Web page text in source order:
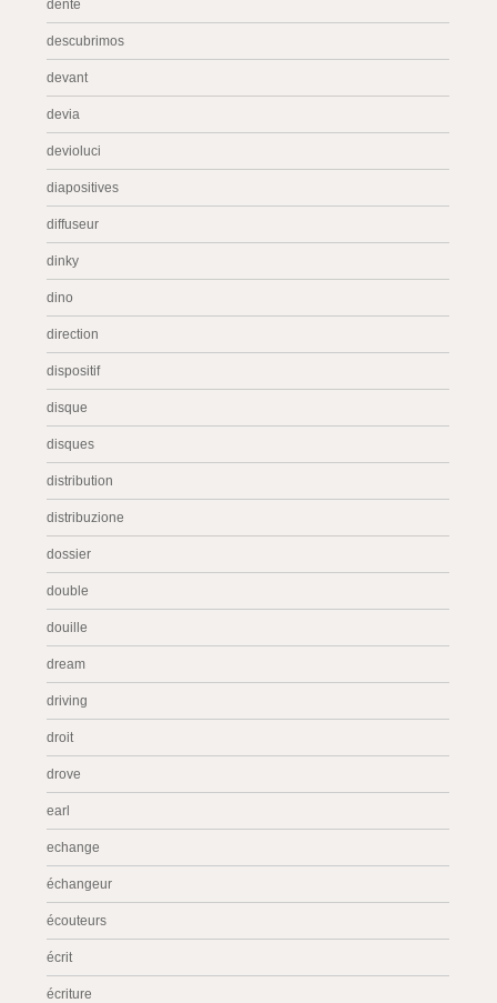
dente
descubrimos
devant
devia
devioluci
diapositives
diffuseur
dinky
dino
direction
dispositif
disque
disques
distribution
distribuzione
dossier
double
douille
dream
driving
droit
drove
earl
echange
échangeur
écouteurs
écrit
écriture